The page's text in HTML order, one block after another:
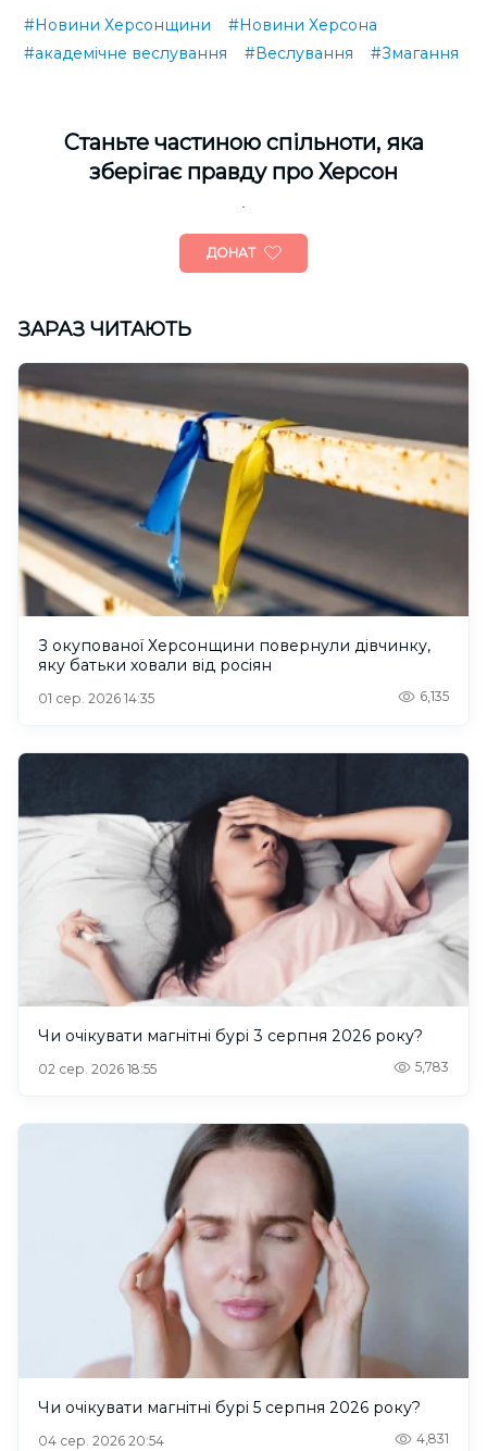
#Новини Херсонщини
#Новини Херсона
#академічне веслування
#Веслування #Змагання
Cтаньте частиною спільноти, яка
зберігає правду про Херсон
ДОНАТ
ЗАРАЗ ЧИТАЮТЬ
З окупованої Херсонщини повернули дівчинку,
яку батьки ховали від росіян
01 сер. 2026 14:35 6,135
Чи очікувати магнітні бурі 3 серпня 2026 року?
02 сер. 2026 18:55 5,783
Чи очікувати магнітні бурі 5 серпня 2026 року?
04 сер. 2026 20:54 4,831